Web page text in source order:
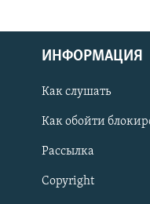
ИНФОРМАЦИЯ
Как слушать
Как обойти
Рассылка
Copyright